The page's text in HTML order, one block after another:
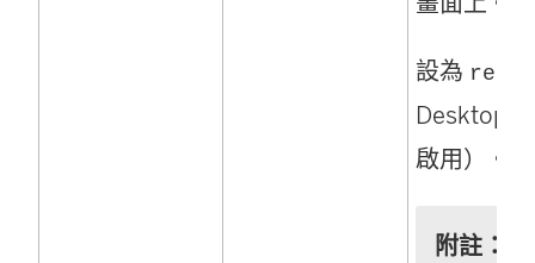
設為
Desktop
啟用）。
附註：